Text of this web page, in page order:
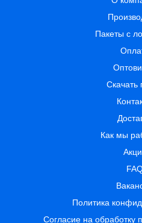
Пакеты с
Скачать
Как мы
Политика
Согласие на обработку